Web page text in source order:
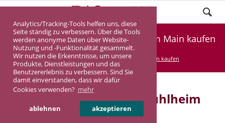
Analytics/Tracking-Tools helfen uns, diese
Seite ständig zu verbessern. Über die Tools
werden anonyme Daten über Website-
Nutzung und -Funktionalität gesammelt.
Wir nutzen die Erkenntnisse, um unsere
Produkte, Dienstleistungen und das
Benutzererlebnis zu verbessern. Sind Sie
damit einverstanden, dass wir dafür
Cookies verwenden? mehr
ablehnen akzeptieren
Betreutes Wohnen in Mühlheim am Main kaufen
DASINVEST Service Betreutes Wohnen kaufen
Betreutes Wohnen in Mühlheim
am Main